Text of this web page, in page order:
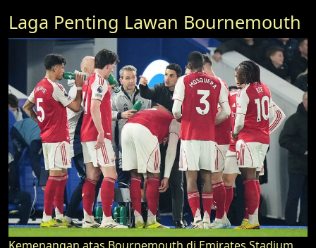
Laga Penting Lawan Bournemouth